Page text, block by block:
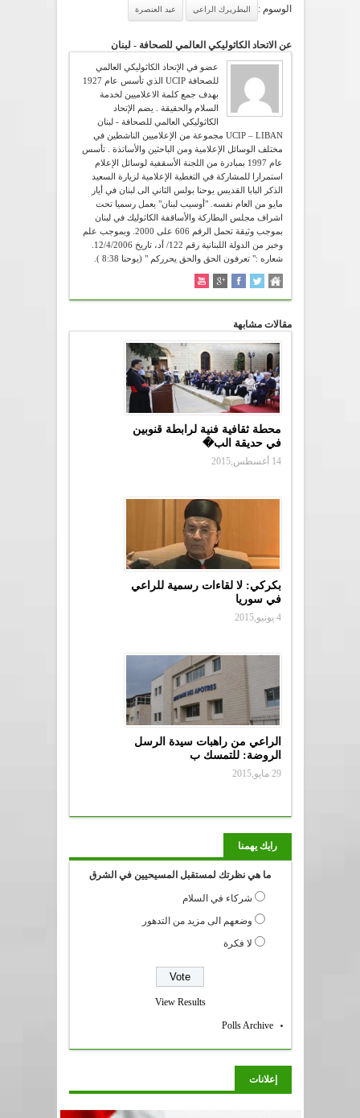
الوسوم : البطريرك الراعي عيد العنصرة
عن الاتحاد الكاثوليكي العالمي للصحافة - لبنان
عضو في الإتحاد الكاثوليكي العالمي
للصحافة UCIP الذي تأسس عام 1927
بهدف جمع كلمة الاعلاميين لخدمة
السلام والحقيقة . يضم الإتحاد
الكاثوليكي العالمي للصحافة - لبنان
UCIP – LIBAN مجموعة من الإعلاميين الناشطين في
مختلف الوسائل الإعلامية ومن الباحثين والأساتذة . تأسس
عام 1997 بمبادرة من اللجنة الأسقفية لوسائل الإعلام
استمرارا للمشاركة في التغطية الإعلامية لزيارة السعيد
الذكر البابا القديس يوحنا بولس الثاني الى لبنان في أيار
مايو من العام نفسه. "أوسيب لبنان" يعمل رسميا تحت
اشراف مجلس البطاركة والأساقفة الكاثوليك في لبنان
بموجب وثيقة تحمل الرقم 606 على 2000. وبموجب علم
شعاره :" تعرفون الحق والحق يحرركم " (يوحنا 8:38 ).
مقالات مشابهة
محطة ثقافية فنية لرابطة قنوبين
في حديقة الب�
14 أغسطس,2015
بكركي: لا لقاءات رسمية للراعي
في سوريا
4 يونيو,2015
الراعي من راهبات سيدة الرسل
الروضة: للتمسك ب
29 مايو,2015
رايك يهمنا
ما هي نظرتك لمستقبل المسيحيين في الشرق
شركاء في السلام
وضعهم الى مزيد من التدهور
لا فكرة
View Results
Polls Archive
إعلانات